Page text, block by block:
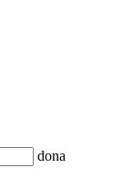
dona